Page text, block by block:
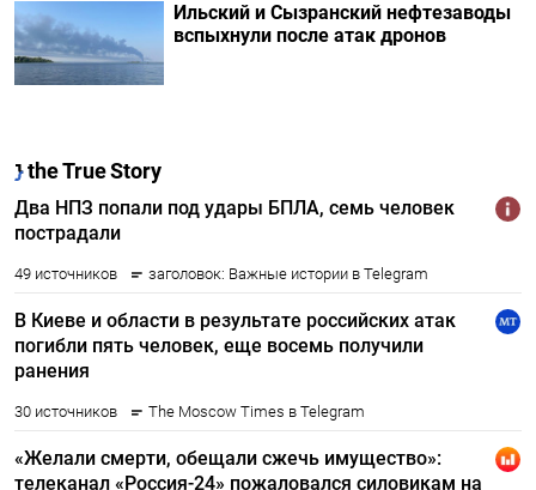
Ильский и Сызранский нефтезаводы
вспыхнули после атак дронов